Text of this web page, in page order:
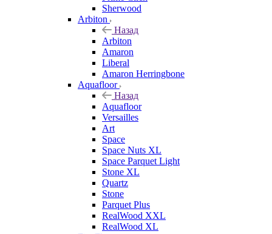
Sherwood
Arbiton
Назад
Arbiton
Amaron
Liberal
Amaron Herringbone
Aquafloor
Назад
Aquafloor
Versailles
Art
Space
Space Nuts XL
Space Parquet Light
Stone XL
Quartz
Stone
Parquet Plus
RealWood XXL
RealWood XL